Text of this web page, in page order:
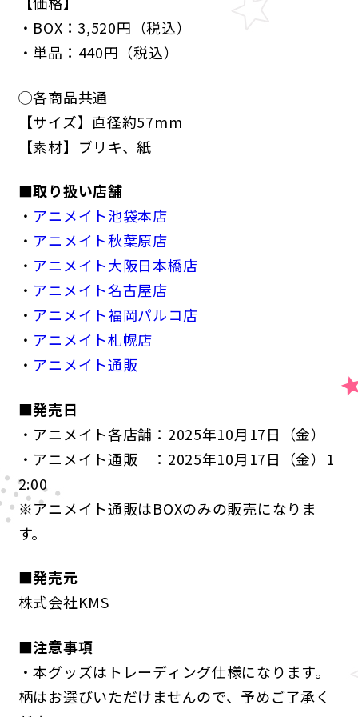
・BOX：3,520円（税込）
・単品：440円（税込）
◯各商品共通
【サイズ】直径約57mm
【素材】ブリキ、紙
■取り扱い店舗
・ アニメイト池袋本店
・ アニメイト秋葉原店
・ アニメイト大阪日本橋店
・ アニメイト名古屋店
・ アニメイト福岡パルコ店
・ アニメイト札幌店
・ アニメイト通販
■発売日
・アニメイト各店舗：2025年10月17日（金）
・アニメイト通販 ：2025年10月17日（金）1
2:00
※アニメイト通販はBOXのみの販売になりま
す。
■発売元
株式会社KMS
■注意事項
・本グッズはトレーディング仕様になります。
柄はお選びいただけませんので、予めご了承く